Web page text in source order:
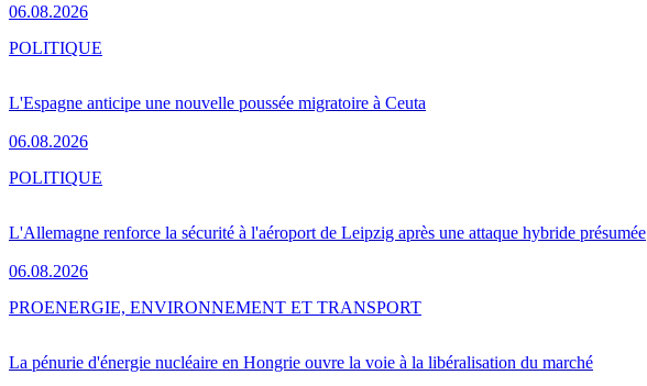
06.08.2026
L'Espagne anticipe une nouvelle poussée migratoire à Ceuta
06.08.2026
POLITIQUE
L'Allemagne renforce la sécurité à l'aéroport de Leipzig après une attaque hybride présumée
06.08.2026
POLITIQUE
La pénurie d'énergie nucléaire en Hongrie ouvre la voie à la libéralisation du marché
PROENERGIE, ENVIRONNEMENT ET TRANSPORT